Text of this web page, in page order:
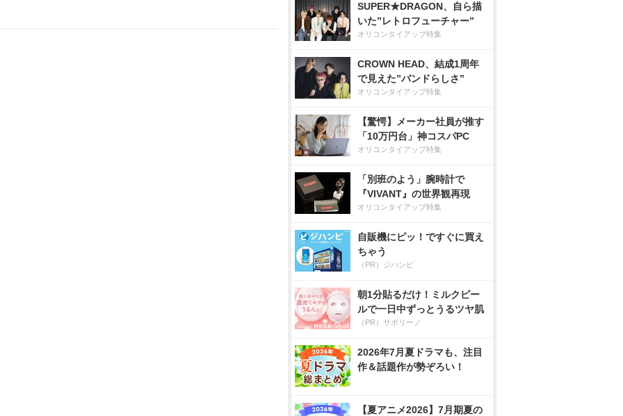
SUPER★DRAGON、自ら描
いた”レトロフューチャー”
オリコンタイアップ特集
CROWN HEAD、結成1周年
で見えた”バンドらしさ”
オリコンタイアップ特集
【驚愕】メーカー社員が推す
「10万円台」神コスパPC
オリコンタイアップ特集
「別班のよう」腕時計で
『VIVANT』の世界観再現
オリコンタイアップ特集
自販機にピッ！ですぐに買え
ちゃう
（PR）ジハンピ
朝1分貼るだけ！ミルクピー
ルで一日中ずっとうるツヤ肌
（PR）サボリーノ
2026年7月夏ドラマも、注目
作＆話題作が勢ぞろい！
【夏アニメ2026】7月期夏の